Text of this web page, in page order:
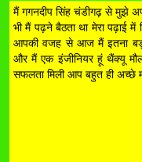
मैं गगनदीप सिंह चंडीगढ़ से मुझे
भी मैं पढ़ने बैठता था मेरा पढ़ाई में
आपकी वजह से आज मैं इतना
और मैं एक इंजीनियर हूं थैंक्यू
सफलता मिली आप बहुत ही अच्छे